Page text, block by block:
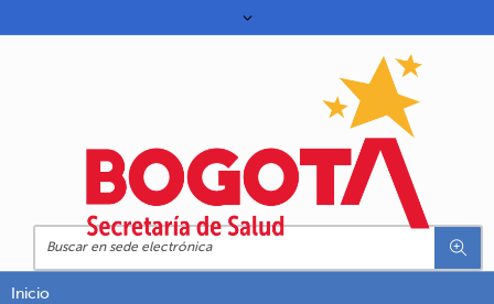
Inicio